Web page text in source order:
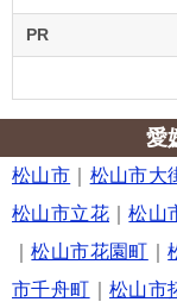
PR
愛
松山市 松山市大
松山市立花 ｜松山
｜松山市花園町 ｜
市千舟町
｜松山市